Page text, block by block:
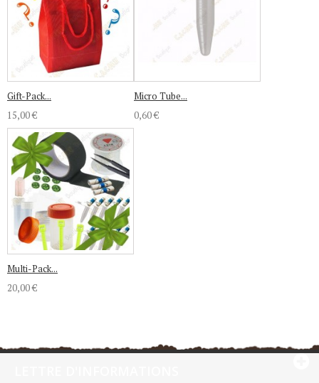
Gift-Pack...
15,00 €
Micro Tube...
0,60 €
Multi-Pack...
20,00 €